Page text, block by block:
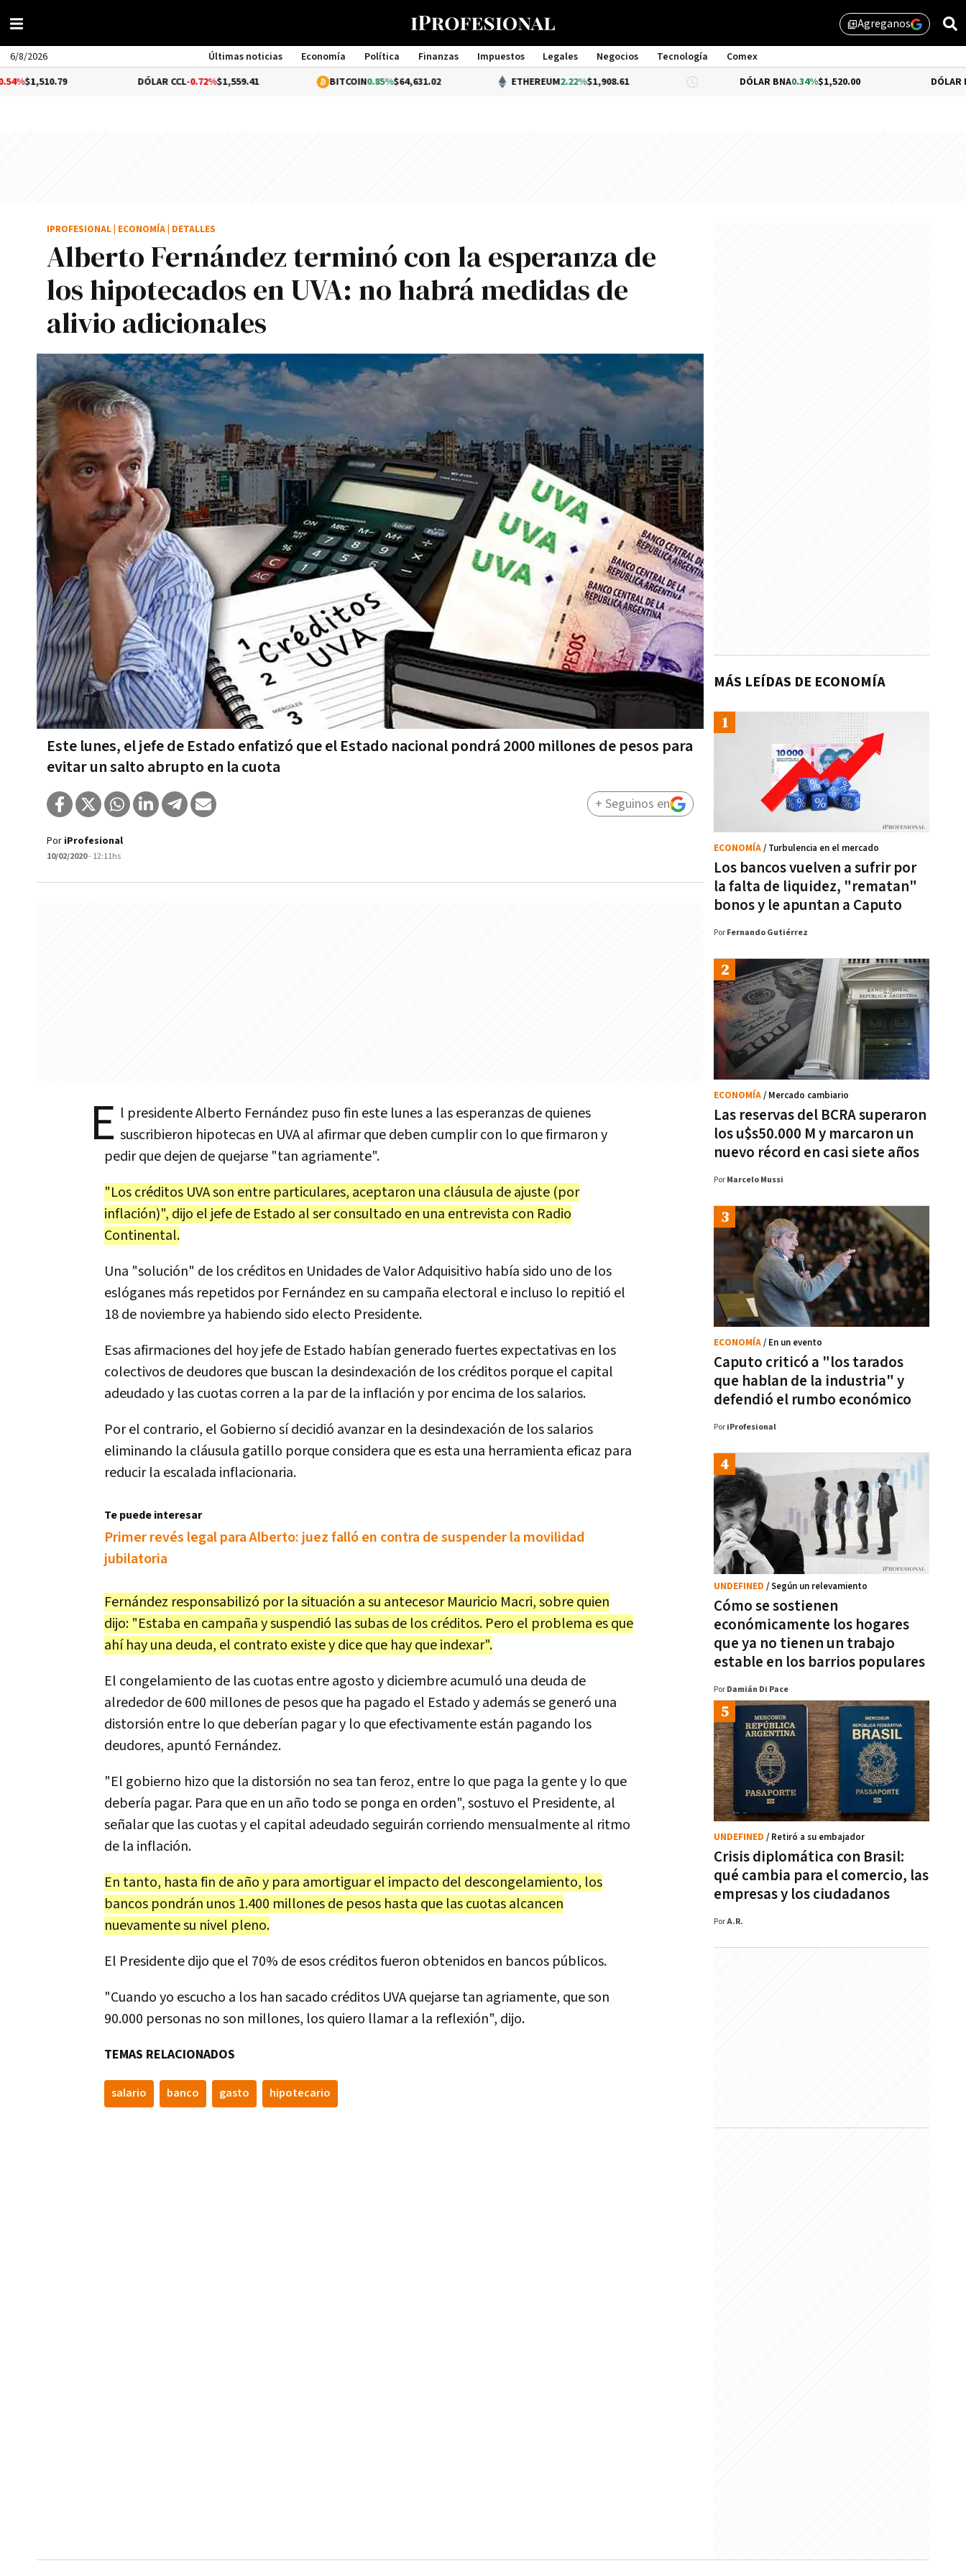
library_addAgreganos
6/8/2026 Últimas noticias Economía Política Finanzas Impuestos Legales Negocios Tecnología
Comex
Management
-0.72%$1,559.41 0.85%$64,631.02 ETHEREUM 2.22%$1,908.61 DÓLAR BNA 0.34%$1,520.00 DÓLAR BLUE-0.33%
Alberto Fernández terminó con la esperanza de
los hipotecados en UVA: no habrá medidas de
alivio adicionales
Este lunes, el jefe de Estado enfatizó que el Estado nacional pondrá 2000 millones de pesos para
evitar un salto abrupto en la cuota
IPROFESIONAL ECONOMÍA DETALLES
Por iProfesional
10/02/2020- 12:11hs
+ Seguinos en
E l presidente Alberto Fernández puso fin este lunes a las esperanzas de quienes
suscribieron hipotecas en UVA al afirmar que deben cumplir con lo que firmaron y
pedir que dejen de quejarse "tan agriamente".
"Los créditos UVA son entre particulares, aceptaron una cláusula de ajuste (por
inflación)", dijo el jefe de Estado al ser consultado en una entrevista con Radio
Continental.
Una "solución" de los créditos en Unidades de Valor Adquisitivo había sido uno de los
eslóganes más repetidos por Fernández en su campaña electoral e incluso lo repitió el
18 de noviembre ya habiendo sido electo Presidente.
Esas afirmaciones del hoy jefe de Estado habían generado fuertes expectativas en los
colectivos de deudores que buscan la desindexación de los créditos porque el capital
adeudado y las cuotas corren a la par de la inflación y por encima de los salarios.
Por el contrario, el Gobierno sí decidió avanzar en la desindexación de los salarios
eliminando la cláusula gatillo porque considera que es esta una herramienta eficaz para
reducir la escalada inflacionaria.
Te puede interesar
Primer revés legal para Alberto: juez falló en contra de suspender la movilidad
jubilatoria
Fernández responsabilizó por la situación a su antecesor Mauricio Macri, sobre quien
dijo: "Estaba en campaña y suspendió las subas de los créditos. Pero el problema es que
ahí hay una deuda, el contrato existe y dice que hay que indexar".
El congelamiento de las cuotas entre agosto y diciembre acumuló una deuda de
alrededor de 600 millones de pesos que ha pagado el Estado y además se generó una
distorsión entre lo que deberían pagar y lo que efectivamente están pagando los
deudores, apuntó Fernández.
"El gobierno hizo que la distorsión no sea tan feroz, entre lo que paga la gente y lo que
debería pagar. Para que en un año todo se ponga en orden", sostuvo el Presidente, al
señalar que las cuotas y el capital adeudado seguirán corriendo mensualmente al ritmo
de la inflación.
En tanto, hasta fin de año y para amortiguar el impacto del descongelamiento, los
bancos pondrán unos 1.400 millones de pesos hasta que las cuotas alcancen
nuevamente su nivel pleno.
El Presidente dijo que el 70% de esos créditos fueron obtenidos en bancos públicos.
"Cuando yo escucho a los han sacado créditos UVA quejarse tan agriamente, que son
90.000 personas no son millones, los quiero llamar a la reflexión", dijo.
TEMAS RELACIONADOS
salario banco gasto hipotecario
MÁS LEÍDAS DE ECONOMÍA
Los bancos vuelven a sufrir por
la falta de liquidez, "rematan"
bonos y le apuntan a Caputo
ECONOMÍA/ Turbulencia en el mercado
Por Fernando Gutiérrez
Las reservas del BCRA superaron
los u$s50.000 M y marcaron un
nuevo récord en casi siete años
ECONOMÍA/ Mercado cambiario
Por Marcelo Mussi
Caputo criticó a "los tarados
que hablan de la industria" y
defendió el rumbo económico
ECONOMÍA/ En un evento
Por iProfesional
Cómo se sostienen
económicamente los hogares
que ya no tienen un trabajo
estable en los barrios populares
UNDEFINED / Según un relevamiento
Por Damián Di Pace
Crisis diplomática con Brasil:
qué cambia para el comercio, las
empresas y los ciudadanos
UNDEFINED / Retiró a su embajador
PorA.R.